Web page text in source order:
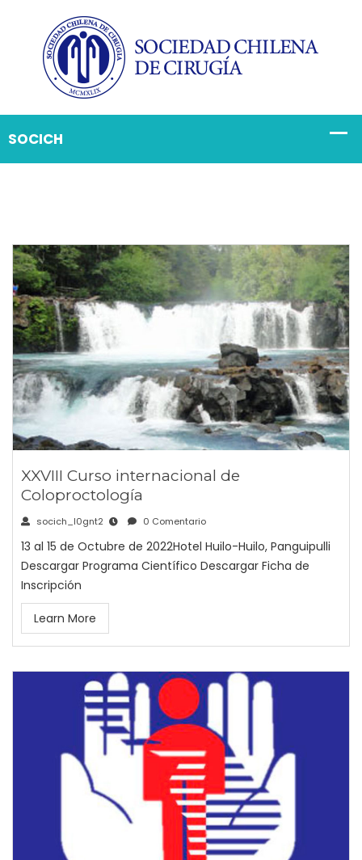
XXVIII Curso internacional de
Coloproctología
socich_l0gnt2 0 Comentario
13 al 15 de Octubre de 2022Hotel Huilo-Huilo, Panguipulli
Descargar Programa Científico Descargar Ficha de
Inscripción
Learn More